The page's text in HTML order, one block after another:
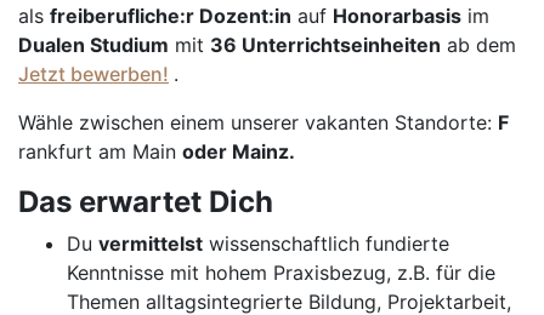
als freiberufliche:r Dozent:in auf Honorarbasis im
Dualen Studium mit 36 Unterrichtseinheiten ab dem
Jetzt bewerben! .
Wähle zwischen einem unserer vakanten Standorte: F
rankfurt am Main oder Mainz.
Das erwartet Dich
Du vermittelst wissenschaftlich fundierte
Kenntnisse mit hohem Praxisbezug, z.B. für die
Themen alltagsintegrierte Bildung, Projektarbeit,